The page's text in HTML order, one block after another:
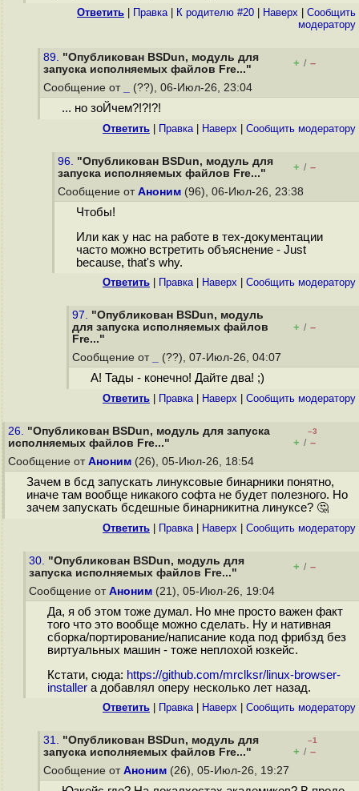
Ответить Правка| К родителю #20 Наверх
Cообщить
модератору
89. "Опубликован BSDun, модуль для
запуска исполняемых файлов Fre..."
+ / –
Сообщение от (??), 06-Июл-26, 23:04
... но зоЙчем?!?!?!
Ответить Правка| Наверх Cообщить модератору
96. "Опубликован BSDun, модуль для
запуска исполняемых файлов Fre..."
+ / –
Сообщение от Аноним (96), 06-Июл-26, 23:38
Чтобы!
Или как у нас на работе в тех-документации
часто можно встретить объяснение - Just
because, that's why.
Ответить Правка| Наверх Cообщить модератору
97. "Опубликован BSDun, модуль
для запуска исполняемых файлов
Fre..."
+ / –
Сообщение от (??), 07-Июл-26, 04:07
А! Тады - конечно! Дайте два! ;)
Ответить Правка| Наверх Cообщить модератору
26. "Опубликован BSDun, модуль для запуска
исполняемых файлов Fre..."
–3
+ / –
Сообщение от Аноним (26), 05-Июл-26, 18:54
Зачем в бсд запускать линуксовые бинарники понятно,
иначе там вообще никакого софта не будет полезного. Но
зачем запускать бсдешные бинарникитна линуксе? 🤔
Ответить Правка| Наверх Cообщить модератору
30. "Опубликован BSDun, модуль для
запуска исполняемых файлов Fre..."
+ / –
Сообщение от Аноним (21), 05-Июл-26, 19:04
Да, я об этом тоже думал. Но мне просто важен факт
того что это вообще можно сделать. Ну и нативная
сборка/портирование/написание кода под фрибзд без
виртуальных машин - тоже неплохой юзкейс.
Кстати, сюда: https://github.com/mrclksr/linux-browser-
installerа добавлял оперу несколько лет назад.
Ответить Правка| Наверх Cообщить модератору
31. "Опубликован BSDun, модуль для
запуска исполняемых файлов Fre..."
–1
+ / –
Сообщение от Аноним (26), 05-Июл-26, 19:27